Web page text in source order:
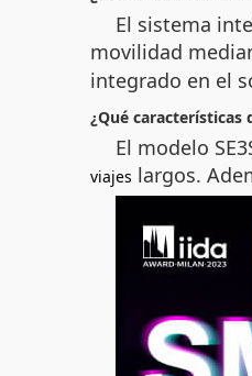
El sistema
movilidad
integrado en el
¿Qué características
El modelo
viajes largos.